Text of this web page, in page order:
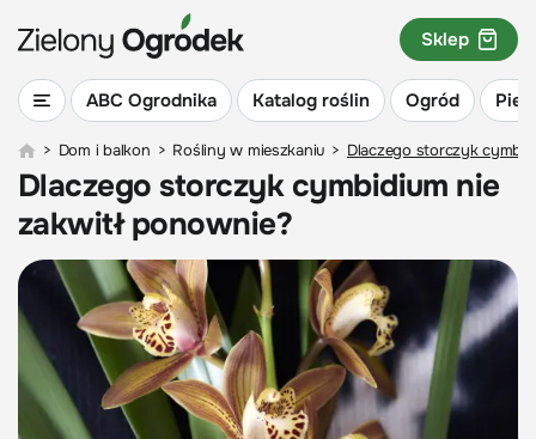
ABC Ogrodnika Katalog roślin Ogród
Sklep
> Dom i balkon > Rośliny w mieszkaniu > Dlaczego storczyk
Dlaczego storczyk cymbidium nie
zakwitł ponownie?